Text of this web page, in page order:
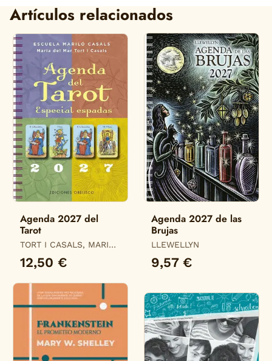
Artículos relacionados
Agenda 2027 del
Tarot
TORT I CASALS, MARIA
DEL MAR
12,50 €
Agenda 2027 de las
Brujas
LLEWELLYN
9,57 €